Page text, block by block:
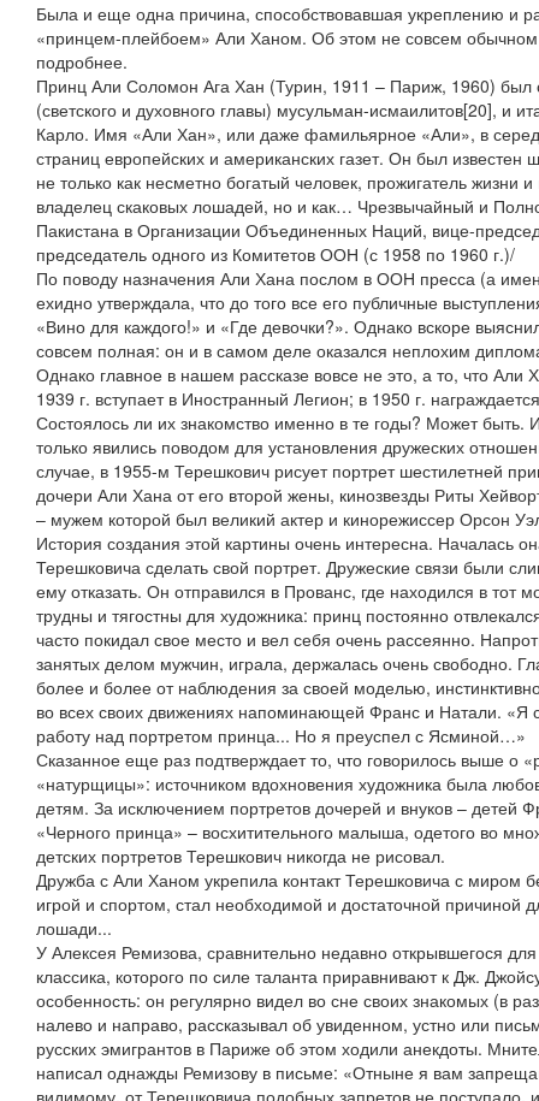
Была и еще одна причина, способствовавшая укреплению и
«принцем-плейбоем» Али Ханом. Об этом не совсем обычном
подробнее.
Принц Али Соломон Ага Хан (Турин, 1911 – Париж, 1960)
(светского и духовного главы) мусульман-исмаилитов[20], и
Карло. Имя «Али Хан», или даже фамильярное «Али», в
страниц европейских и американских газет. Он был известен
не только как несметно богатый человек, прожигатель жизни
владелец скаковых лошадей, но и как… Чрезвычайный и
Пакистана в Организации Объединенных Наций, вице-
председатель одного из Комитетов ООН (с 1958 по 1960 г.)/
По поводу назначения Али Хана послом в ООН пресса (а
ехидно утверждала, что до того все его публичные
«Вино для каждого!» и «Где девочки?». Однако вскоре
совсем полная: он и в самом деле оказался неплохим
Однако главное в нашем рассказе вовсе не это, а то, что Али
1939 г. вступает в Иностранный Легион; в 1950 г.
Состоялось ли их знакомство именно в те годы? Может быть.
только явились поводом для установления дружеских
случае, в 1955-м Терешкович рисует портрет шестилетней
дочери Али Хана от его второй жены, кинозвезды Риты
– мужем которой был великий актер и кинорежиссер Орсон
История создания этой картины очень интересна. Началась
Терешковича сделать свой портрет. Дружеские связи были
ему отказать. Он отправился в Прованс, где находился в
трудны и тягостны для художника: принц постоянно
часто покидал свое место и вел себя очень рассеянно.
занятых делом мужчин, играла, держалась очень свободно.
более и более от наблюдения за своей моделью,
во всех своих движениях напоминающей Франс и Натали. «Я
работу над портретом принца... Но я преуспел с Ясминой…»
Сказанное еще раз подтверждает то, что говорилось выше о
«натурщицы»: источником вдохновения художника была
детям. За исключением портретов дочерей и внуков – детей
«Черного принца» – восхитительного малыша, одетого во
детских портретов Терешкович никогда не рисовал.
Дружба с Али Ханом укрепила контакт Терешковича с миром
игрой и спортом, стал необходимой и достаточной причиной
лошади...
У Алексея Ремизова, сравнительно недавно открывшегося
классика, которого по силе таланта приравнивают к Дж.
особенность: он регулярно видел во сне своих знакомых (в
налево и направо, рассказывал об увиденном, устно или
русских эмигрантов в Париже об этом ходили анекдоты.
написал однажды Ремизову в письме: «Отныне я вам
видимому, от Терешковича подобных запретов не поступало,